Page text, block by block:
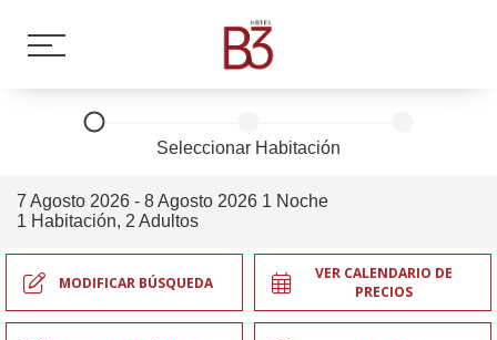
Seleccionar Habitación
7 Agosto 2026 - 8 Agosto 2026 1 Noche
1 Habitación, 2 Adultos
MODIFICAR BÚSQUEDA
VER CALENDARIO DE
PRECIOS